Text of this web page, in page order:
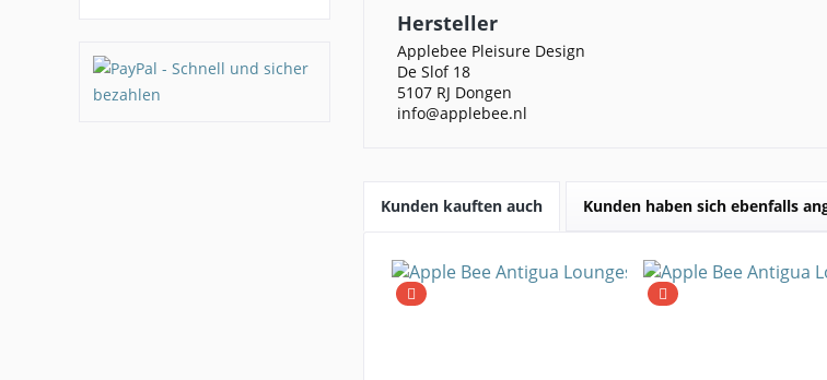
Hersteller
Applebee Pleisure Design
De Slof 18
5107 RJ Dongen
info@applebee.nl
Kunden kauften auch Kunden haben sich ebenfalls